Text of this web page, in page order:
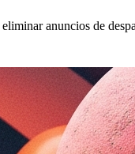
anuncios de